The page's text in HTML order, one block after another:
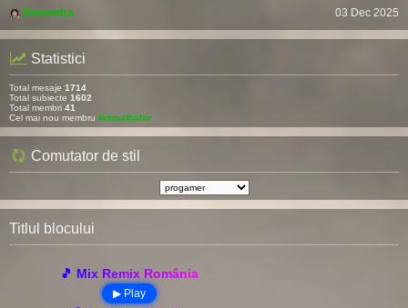
Devendra
03 Dec 2025
Statistici
Total mesaje 1714
Total subiecte 1602
Total membri 41
Cel mai nou membru fatimathahir
Comutator de stil
Titlul blocului
🎵 Mix Remix România
▶ Play